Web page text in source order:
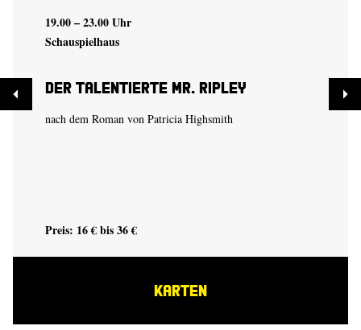
19.00 – 23.00 Uhr
Schauspielhaus
Der talentierte Mr. Ripley
nach dem Roman von Patricia Highsmith
Preis: 16 € bis 36 €
KARTEN